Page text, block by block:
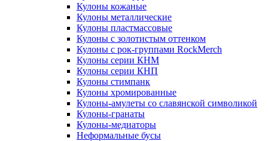
Кулоны кожаные
Кулоны металлические
Кулоны пластмассовые
Кулоны с золотистым оттенком
Кулоны с рок-группами RockMerch
Кулоны серии КНМ
Кулоны серии КНП
Кулоны стимпанк
Кулоны хромированные
Кулоны-амулеты со славянской символикой
Кулоны-гранаты
Кулоны-медиаторы
Неформальные бусы